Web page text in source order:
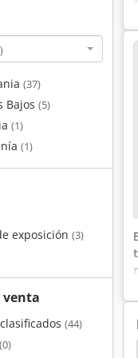
(37)
Bajos (5)
(1)
(1)
exposición (3)
venta
(44)
(0)